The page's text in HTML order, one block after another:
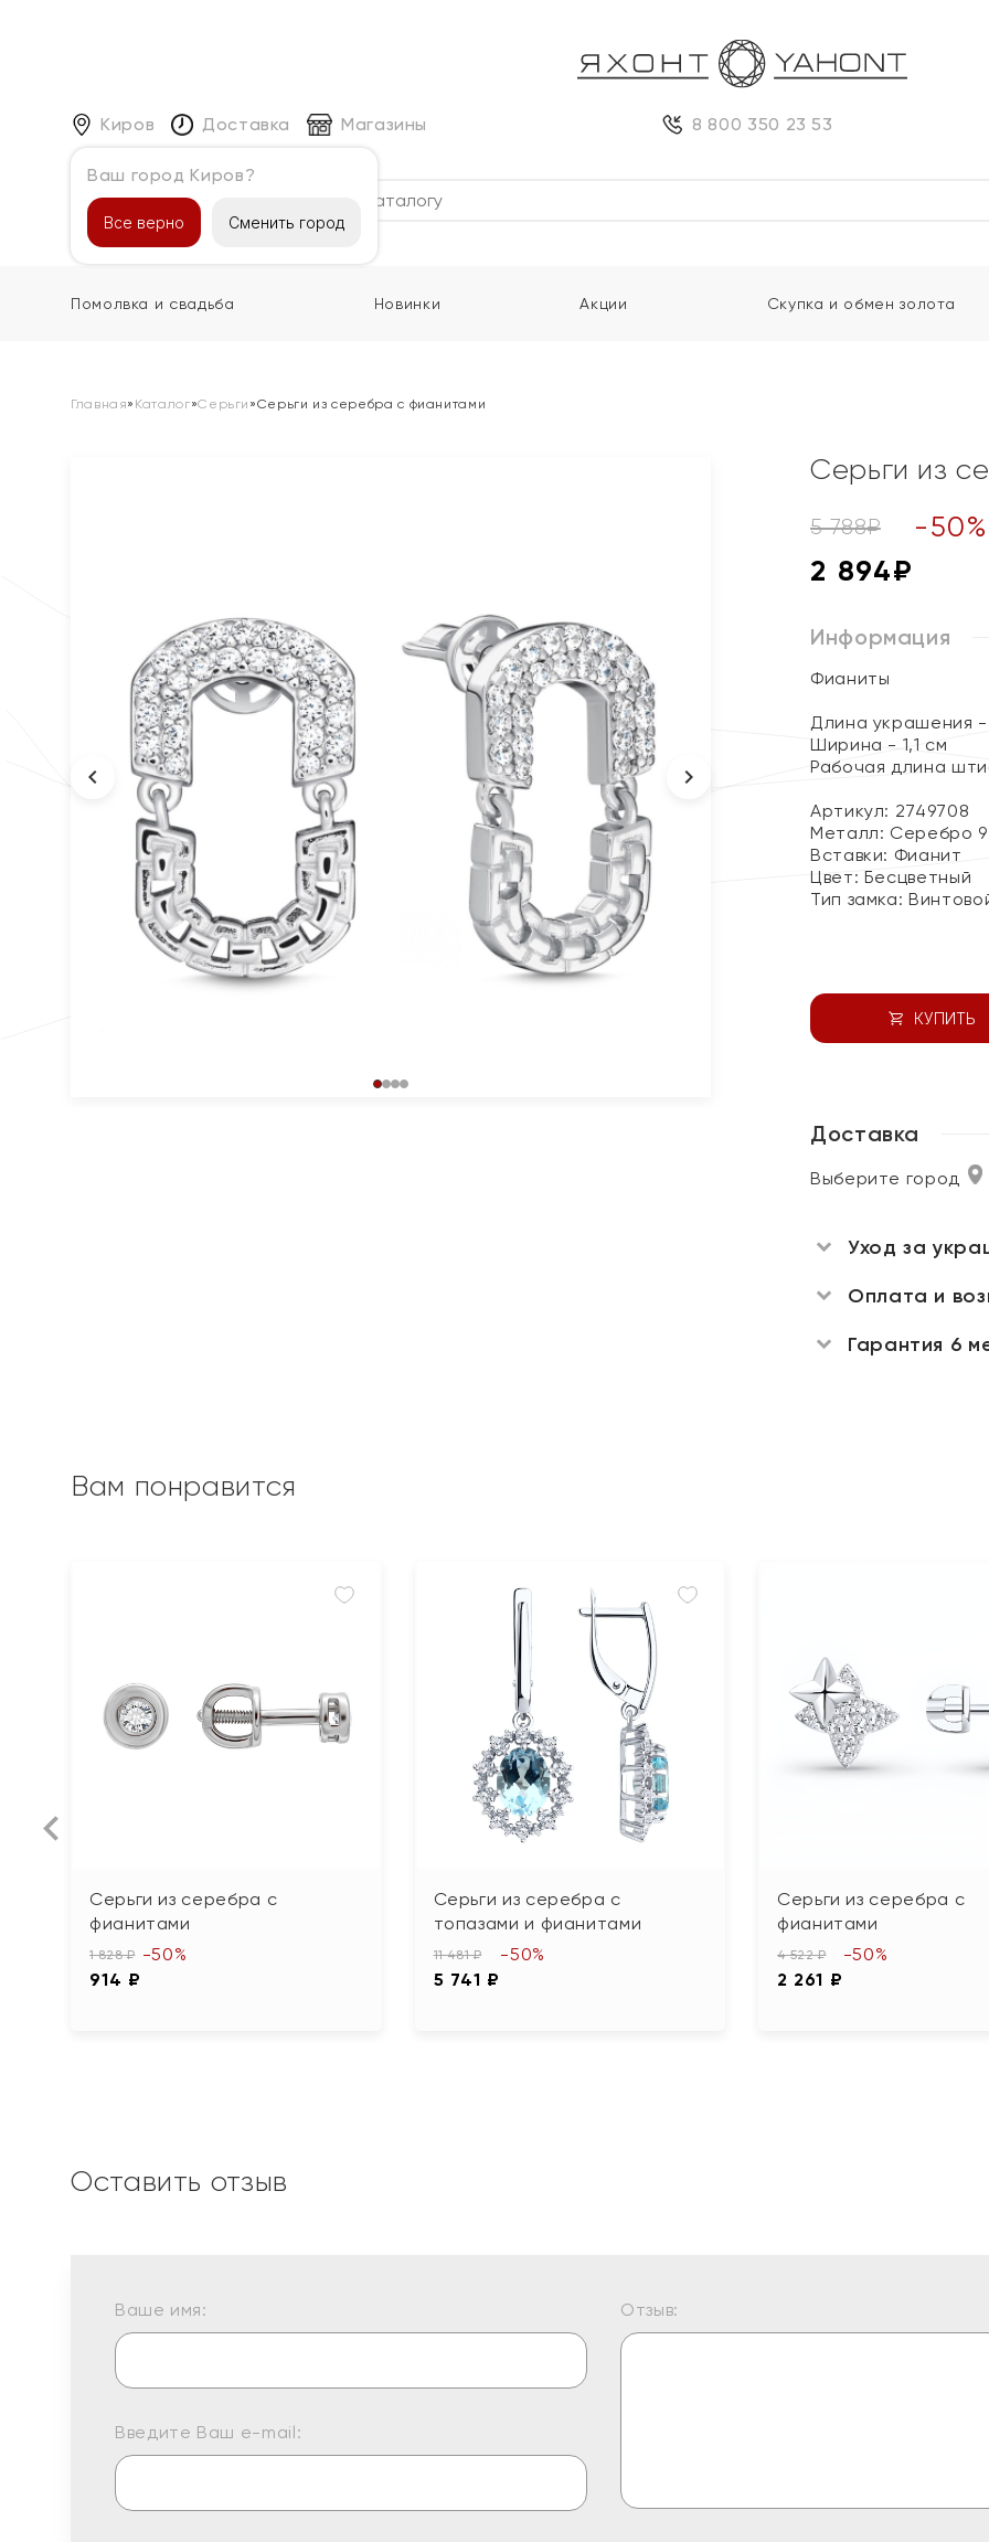
Киров
Ваш город Киров?
Все верно Сменить город
Доставка Магазины 8 800 350 23 53
Каталог
Помолвка и свадьба Новинки Акции Скупка и обмен золота
Главная» Каталог»Серьги »Серьги из серебра с фианитами
Серьги из
5 788₽ -50%
2 894₽
Информация
Фианиты
Длина украшения -
Ширина - 1,1 см
Рабочая длина
Артикул: 2749708
Металл: Серебро
Вставки: Фианит
Цвет: Бесцветный
Тип замка:
КУПИТЬ
Доставка
Выберите город
Уход за
Оплата и
Гарантия 6
Вам понравится
Серьги из серебра с
фианитами
1 828 ₽
914 ₽
-50%
Серьги из серебра с
топазами и фианитами
11 481 ₽
5 741 ₽
-50%
Серьги из серебра с
фианитами
4 522 ₽
2 261 ₽
-50%
Оставить отзыв
Ваше имя:
Введите Ваш e-mail:
Отзыв: